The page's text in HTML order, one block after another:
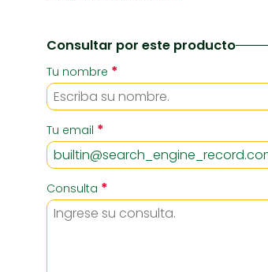
Consultar por este producto
Tu nombre *
Tu email *
Consulta *